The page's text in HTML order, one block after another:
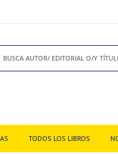
TODOS LOS LIBROS